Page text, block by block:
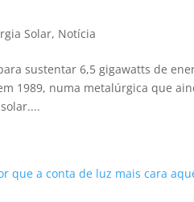
Solar, Notícia
sustentar 6,5 gigawatts de
1989, numa metalúrgica que